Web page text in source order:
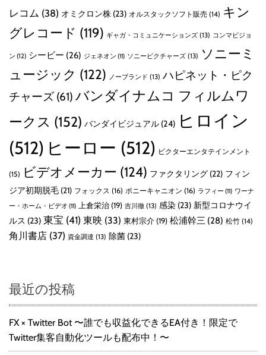
レコム (38) オミクロン株 (23) オルスタックソフト販売 (14) キン
グレコード (119) ギャガ・コミュニケーションズ (13) コンマビジョ
ン (12) シービー (26) ジェネオン (11) ソニーピクチャーズ (13) ソニーミ
ュージック (122) ノーブランド (13) ハピネット・ピク
チャーズ (61) バンダイナムコ フィルムワ
ークス (152) バンダイビジュアル (24) ヒロイン
(512) ヒーロー (512) ビクターエンタテインメント
(15) ビデオメーカー (124) ファクタリング (22) フィン
ジア初期脱毛 (21) フォックス (16) ポニーキャニオン (16) ラフィー (11) ワーナ
ー・ホーム・ビデオ (11) 上倉栄治 (19) 吉川徹 (13) 感染 (23) 新型コロナウイ
ルス (23) 東宝 (41) 東映 (33) 東村宗介 (19) 松浦幹三 (28) 松竹 (14)
角川書店 (37) 資金調達 (13) 除菌 (23)
最近の投稿
FX × Twitter Bot 〜誰でも収益化できるEA付き！限定で
Twitter集客自動化ツールも配布中！〜